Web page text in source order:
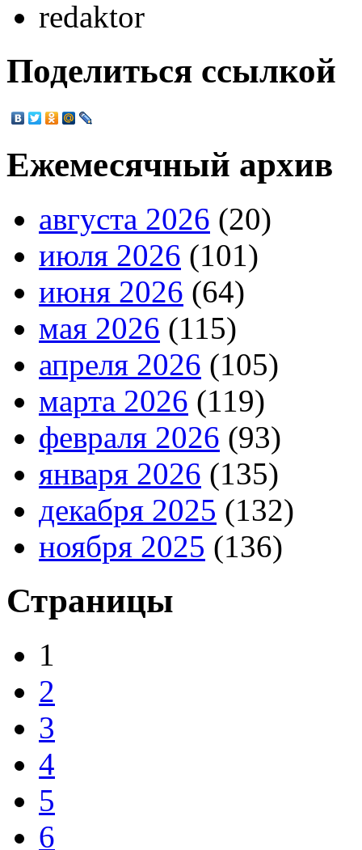
redaktor
Поделиться ссылкой
Ежемесячный архив
августа 2026 (20)
июля 2026 (101)
июня 2026 (64)
мая 2026 (115)
апреля 2026 (105)
марта 2026 (119)
февраля 2026 (93)
января 2026 (135)
декабря 2025 (132)
ноября 2025 (136)
Страницы
1
2
3
4
5
6